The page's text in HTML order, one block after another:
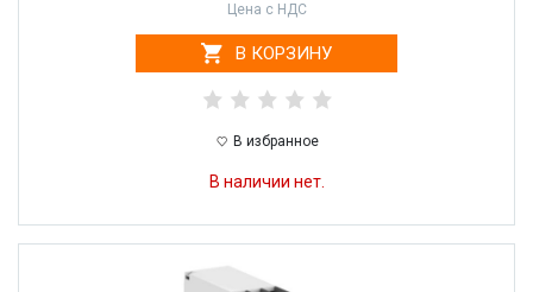
Цена с НДС
В КОРЗИНУ
В избранное
В наличии нет.